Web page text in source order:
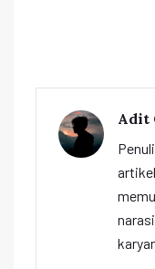
Adit